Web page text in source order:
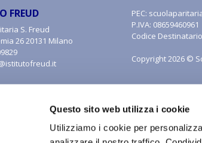
Questo sito web utilizza i cookie
Utilizziamo i cookie per
FREUD
S. Freud
26 20131 Milano
PEC:
P.IVA: 08659460961
Codice
Copyright 2026 ©